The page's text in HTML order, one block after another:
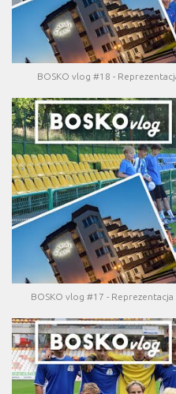
BOSKO vlog #18 -
BOSKO vlog #17 -